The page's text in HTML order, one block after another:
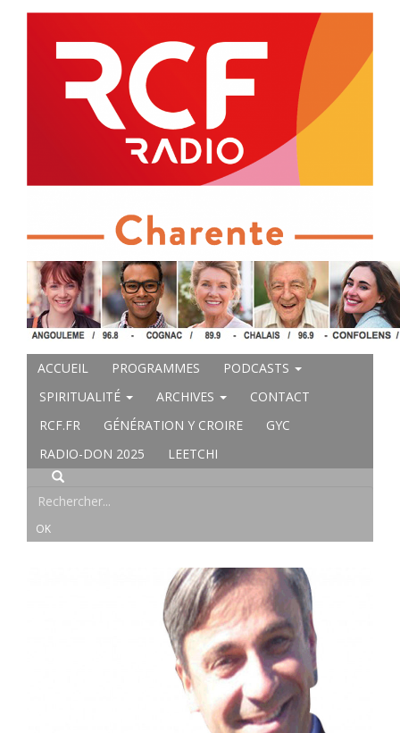
ACCUEIL PROGRAMMES
PODCASTS
SPIRITUALITÉ
ARCHIVES
CONTACT
RCF.FR
GÉNÉRATION Y CROIRE
GYC
RADIO-DON 2025
LEETCHI